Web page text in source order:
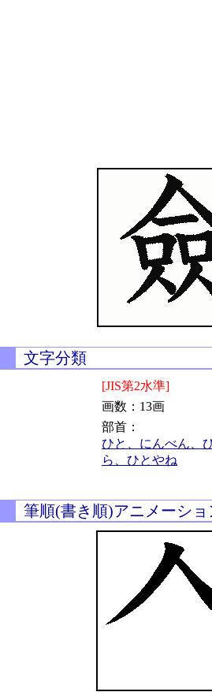
文字分類
[JIS第2水準]
画数：13画
部首：
ひと、にんべん、
ら、ひとやね
筆順(書き順)アニメーショ